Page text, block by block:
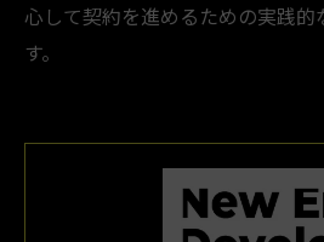
心して契約を進めるための実践的
す。